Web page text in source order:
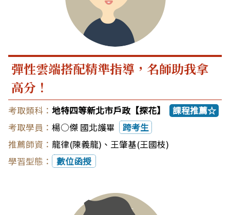
彈性雲端搭配精準指導，名師助我拿
高分！
地特四等新北市戶政【探花】
課程推薦☆
楊○傑 國北護畢
跨考生
龍律(陳義龍) 、 王肇基(王國枝)
數位函授